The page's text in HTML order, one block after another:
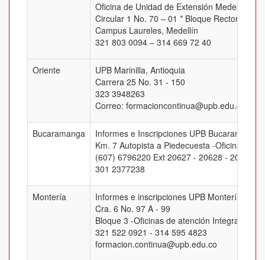
Oficina de Unidad de Extensión Medellín
Circular 1 No. 70 – 01 * Bloque Rectoral, Of.
Campus Laureles, Medellín
321 803 0094 – 314 669 72 40
Oriente
UPB Marinilla, Antioquia
Carrera 25 No. 31 - 150
323 3948263
Correo: formacioncontinua@upb.edu.co
Bucaramanga
Informes e Inscripciones UPB Bucaramanga
Km. 7 Autopista a Piedecuesta -Oficina J-205
(607) 6796220 Ext 20627 - 20628 - 20629 -
301 2377238
Montería
Informes e inscripciones UPB Montería
Cra. 6 No. 97 A - 99
Bloque 3 -Oficinas de atención Integral
321 522 0921 - 314 595 4823
formacion.continua@upb.edu.co